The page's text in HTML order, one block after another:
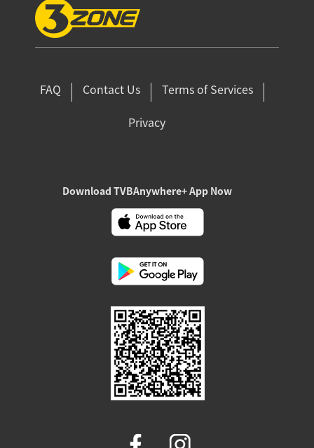
FAQ Contact Us
Terms of Services
Privacy
Download TVBAnywhere+ App Now